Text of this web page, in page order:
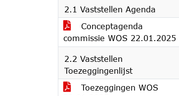
2.1 Vaststellen Agenda
Conceptagenda
commissie WOS 22.01.2025
2.2 Vaststellen
Toezeggingenlijst
Toezeggingen WOS